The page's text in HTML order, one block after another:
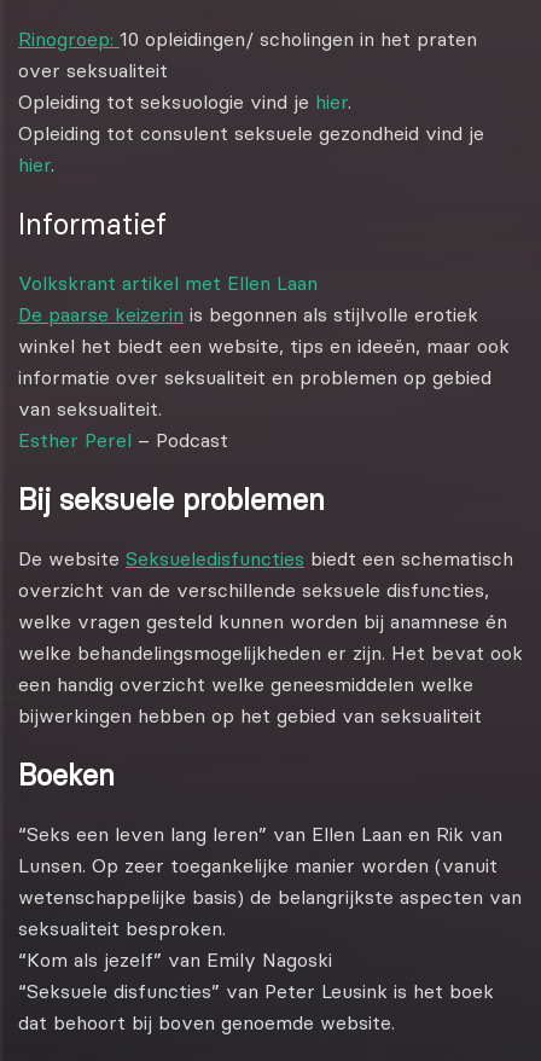
Rinogroep: 10 opleidingen/ scholingen in het praten
over seksualiteit
Opleiding tot seksuologie vind je hier.
Opleiding tot consulent seksuele gezondheid vind je
hier.
Informatief
Volkskrant artikel met Ellen Laan
De paarse keizerin is begonnen als stijlvolle erotiek
winkel het biedt een website, tips en ideeën, maar ook
informatie over seksualiteit en problemen op gebied
van seksualiteit.
Esther Perel – Podcast
Bij seksuele problemen
De website Seksueledisfuncties biedt een schematisch
overzicht van de verschillende seksuele disfuncties,
welke vragen gesteld kunnen worden bij anamnese én
welke behandelingsmogelijkheden er zijn. Het bevat ook
een handig overzicht welke geneesmiddelen welke
bijwerkingen hebben op het gebied van seksualiteit
Boeken
“Seks een leven lang leren” van Ellen Laan en Rik van
Lunsen. Op zeer toegankelijke manier worden (vanuit
wetenschappelijke basis) de belangrijkste aspecten van
seksualiteit besproken.
“Kom als jezelf” van Emily Nagoski
“Seksuele disfuncties” van Peter Leusink is het boek
dat behoort bij boven genoemde website.